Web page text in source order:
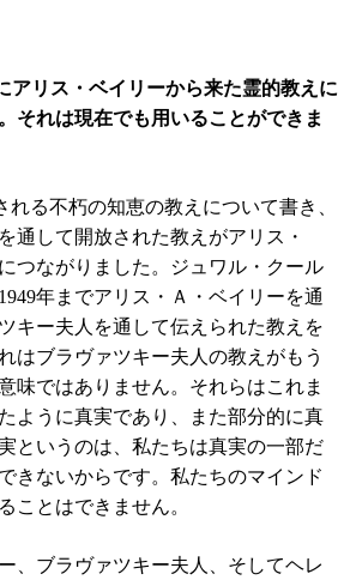
アリス・ベイリーから来た霊的教えに
それは現在でも用いることができま
れる不朽の知恵の教えについて書き、
通して開放された教えがアリス・
つながりました。ジュワル・クール
1949年までアリス・Ａ・ベイリーを通
キー夫人を通して伝えられた教えを
はブラヴァツキー夫人の教えがもう
味ではありません。それらはこれま
ように真実であり、また部分的に真
というのは、私たちは真実の一部だ
きないからです。私たちのマインド
ことはできません。
、ブラヴァツキー夫人、そしてヘレ